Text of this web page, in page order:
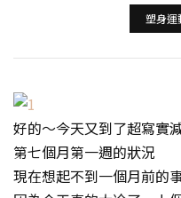
塑身運
好的～今天又到了超寫實
第七個月第一週的狀況
現在想起不到一個月前的